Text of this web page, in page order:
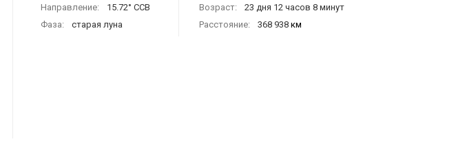
Направление:
15.72° ССВ
Фаза:
старая луна
Возраст:
23 дня 12 часов 8 минут
Расстояние:
368 938 км